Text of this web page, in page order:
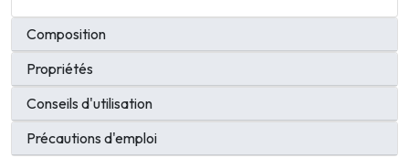
Composition
Propriétés
Conseils d'utilisation
Précautions d'emploi